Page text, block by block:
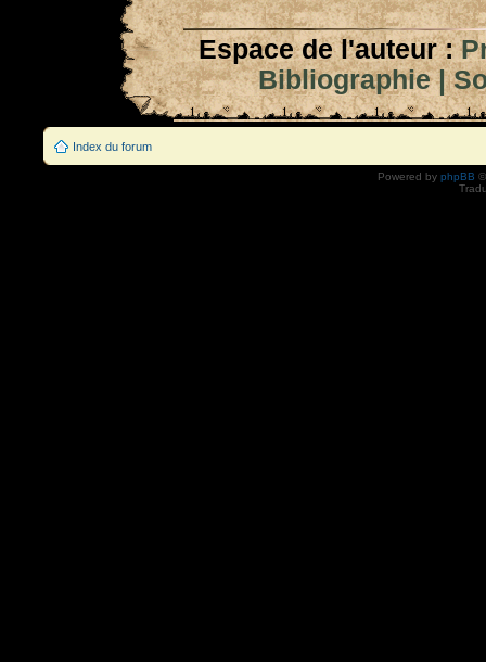
Espace de l'auteur :
Bibliographie|
Index du forum
Powered by phpBB